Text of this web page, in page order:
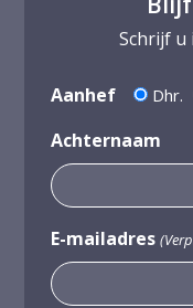
Schrijf u
Aanhef Dhr.
Achternaam
E-mailadres